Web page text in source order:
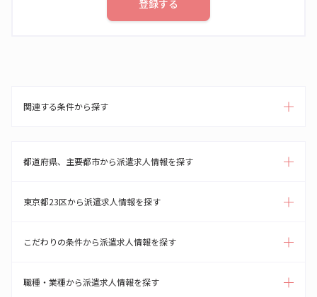
登録する
関連する条件から探す
都道府県、主要都市から派遣求人情報を探す
東京都23区から派遣求人情報を探す
こだわりの条件から派遣求人情報を探す
職種・業種から派遣求人情報を探す